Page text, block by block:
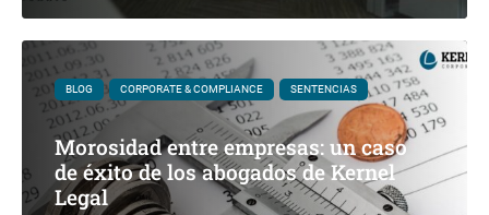
BLOG CORPORATE & COMPLIANCE SENTENCIAS
Morosidad entre empresas: un caso
de éxito de los abogados de Kernel
Legal